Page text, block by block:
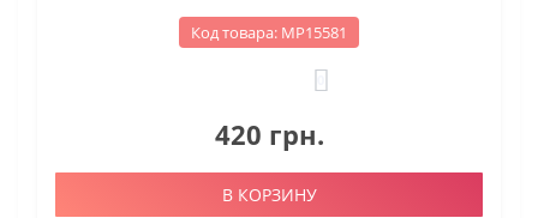
Код товара: МР15581
420 грн.
В КОРЗИНУ